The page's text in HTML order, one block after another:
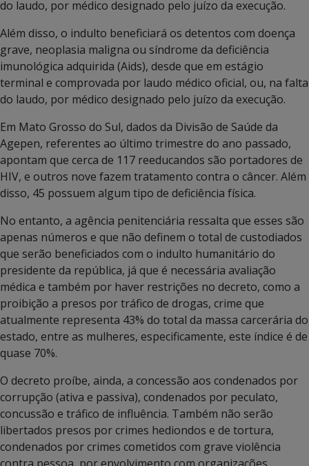
do laudo, por médico designado pelo juízo da execução.
Além disso, o indulto beneficiará os detentos com doença
grave, neoplasia maligna ou síndrome da deficiência
imunológica adquirida (Aids), desde que em estágio
terminal e comprovada por laudo médico oficial, ou, na falta
do laudo, por médico designado pelo juízo da execução.
Em Mato Grosso do Sul, dados da Divisão de Saúde da
Agepen, referentes ao último trimestre do ano passado,
apontam que cerca de 117 reeducandos são portadores de
HIV, e outros nove fazem tratamento contra o câncer. Além
disso, 45 possuem algum tipo de deficiência física.
No entanto, a agência penitenciária ressalta que esses são
apenas números e que não definem o total de custodiados
que serão beneficiados com o indulto humanitário do
presidente da república, já que é necessária avaliação
médica e também por haver restrições no decreto, como a
proibição a presos por tráfico de drogas, crime que
atualmente representa 43% do total da massa carcerária do
estado, entre as mulheres, especificamente, este índice é de
quase 70%.
O decreto proíbe, ainda, a concessão aos condenados por
corrupção (ativa e passiva), condenados por peculato,
concussão e tráfico de influência. Também não serão
libertados presos por crimes hediondos e de tortura,
condenados por crimes cometidos com grave violência